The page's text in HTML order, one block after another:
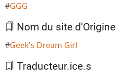
GGG
Nom du site d'Origine
Geek's Dream Girl
Traducteur.ice.s